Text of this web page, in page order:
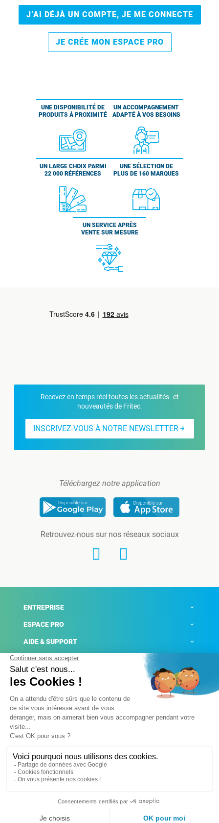
J’AI DÉJÀ UN COMPTE, JE ME CONNECTE
JE CRÉE MON ESPACE PRO
UNE DISPONIBILITÉ DE
PRODUITS À PROXIMITÉ
UN ACCOMPAGNEMENT
ADAPTÉ À VOS BESOINS
UN LARGE CHOIX PARMI
22 000 RÉFÉRENCES
UNE SÉLECTION DE
PLUS DE 160 MARQUES
UN SERVICE APRÈS
VENTE SUR MESURE
Recevez en temps réel toutes les actualités et
nouveautés de Fritec.
INSCRIVEZ-VOUS À NOTRE NEWSLETTER
Téléchargez notre application
Retrouvez-nous sur nos réseaux sociaux
ENTREPRISE
ESPACE PRO
AIDE & SUPPORT
ACTUALITÉS
Mentions légales
Conditions générales de ventes
Plateforme de signalement